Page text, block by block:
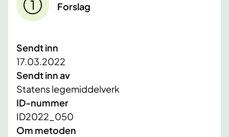
Forslag
Sendt inn
17.03.2022
Sendt inn av
Statens legemiddelverk
ID-nummer
ID2022_050
Om metoden